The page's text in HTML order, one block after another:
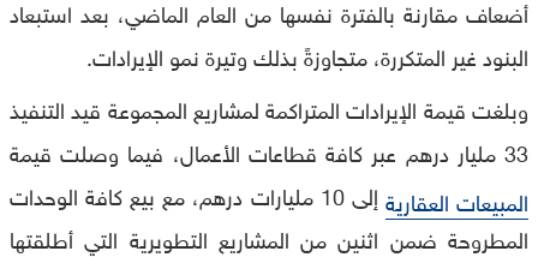
أضعاف مقارنة بالفترة نفسها من العام الماضي، بعد استبعاد
البنود غير المتكررة، متجاوزةً بذلك وتيرة نمو الإيرادات.
وبلغت قيمة الإيرادات المتراكمة لمشاريع المجموعة قيد التنفيذ
33 مليار درهم عبر كافة قطاعات الأعمال، فيما وصلت قيمة
المبيعات العقارية
إلى 10 مليارات درهم، مع بيع كافة الوحدات
المطروحة ضمن اثنين من المشاريع التطويرية التي أطلقتها